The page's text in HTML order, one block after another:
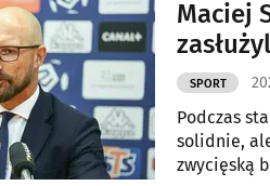
Maciej
SPORT
Podczas
solidnie,
zwycięską